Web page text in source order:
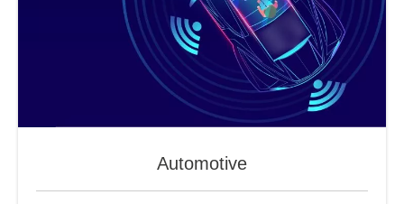
Automotive